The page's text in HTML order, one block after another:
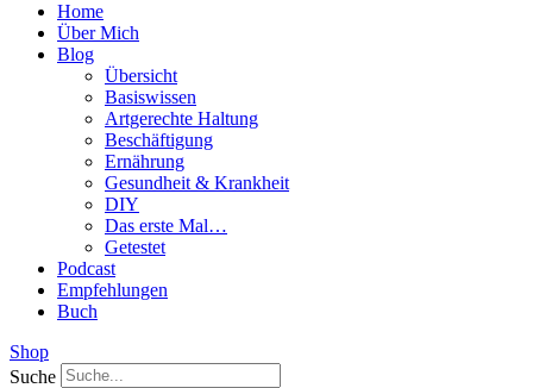
Home
Über Mich
Blog
Übersicht
Basiswissen
Artgerechte Haltung
Beschäftigung
Ernährung
Gesundheit & Krankheit
DIY
Das erste Mal…
Getestet
Podcast
Empfehlungen
Buch
Shop
Suche